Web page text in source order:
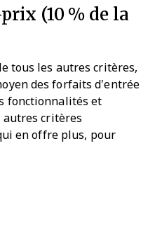
(10 % de la
tous les autres critères,
des forfaits d’entrée
fonctionnalités et
autres critères
en offre plus, pour